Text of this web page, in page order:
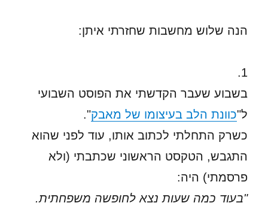
הנה שלוש מחשבות שחזרתי איתן:
1.
בשבוע שעבר הקדשתי את הפוסט השבועי
ל"כוונת הלב בעיצומו של מאבק".
כשרק התחלתי לכתוב אותו, עוד לפני שהוא
התגבש, הטקסט הראשוני שכתבתי (ולא
פרסמתי) היה:
"בעוד כמה שעות נצא לחופשה משפחתית.